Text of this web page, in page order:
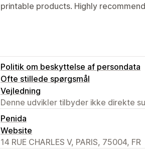
printable products. Highly
Politik om beskyttelse af persondata
Ofte stillede spørgsmål
Vejledning
Denne udvikler tilbyder ikke direkte
Penida
Website
14 RUE CHARLES V, PARIS, 75004, FR